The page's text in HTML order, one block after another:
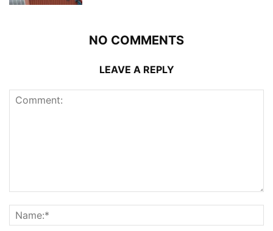
NO COMMENTS
LEAVE A REPLY